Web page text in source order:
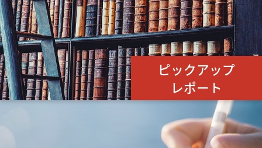
ピックアップ
レポート